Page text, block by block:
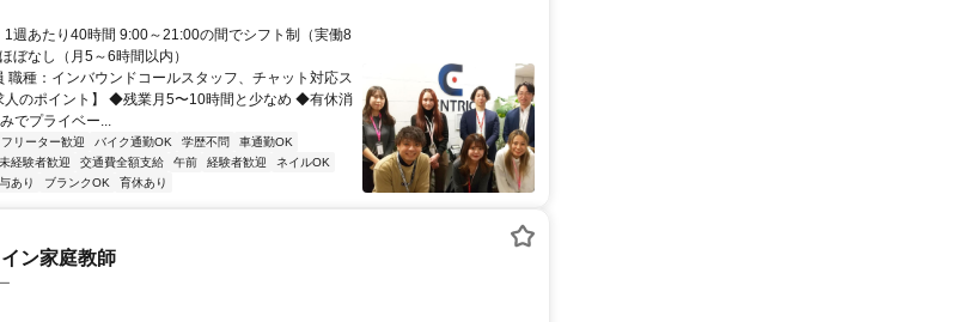
週あたり40時間 9:00～21:00の間でシフト制（実働8
なし（月5～6時間以内）
職種：インバウンドコールスタッフ、チャット対応ス
人のポイント】 ◆残業月5〜10時間と少なめ ◆有休消
でプライベー...
フリーター歓迎 バイク通勤OK 学歴不問
車通勤OK
未経験者歓迎 交通費全額支給 午前 経験者歓迎
ネイルOK
あり ブランクOK 育休あり
ン家庭教師